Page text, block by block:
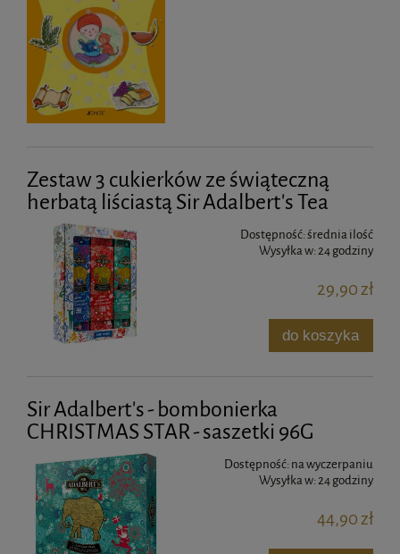
Zestaw 3 cukierków ze świąteczną
herbatą liściastą Sir Adalbert's Tea
Dostępność:średnia ilość
Wysyłka w:24 godziny
29,90 zł
do koszyka
Sir Adalbert's - bombonierka
CHRISTMAS STAR - saszetki 96G
Dostępność: na wyczerpaniu
Wysyłka w:24 godziny
44,90 zł